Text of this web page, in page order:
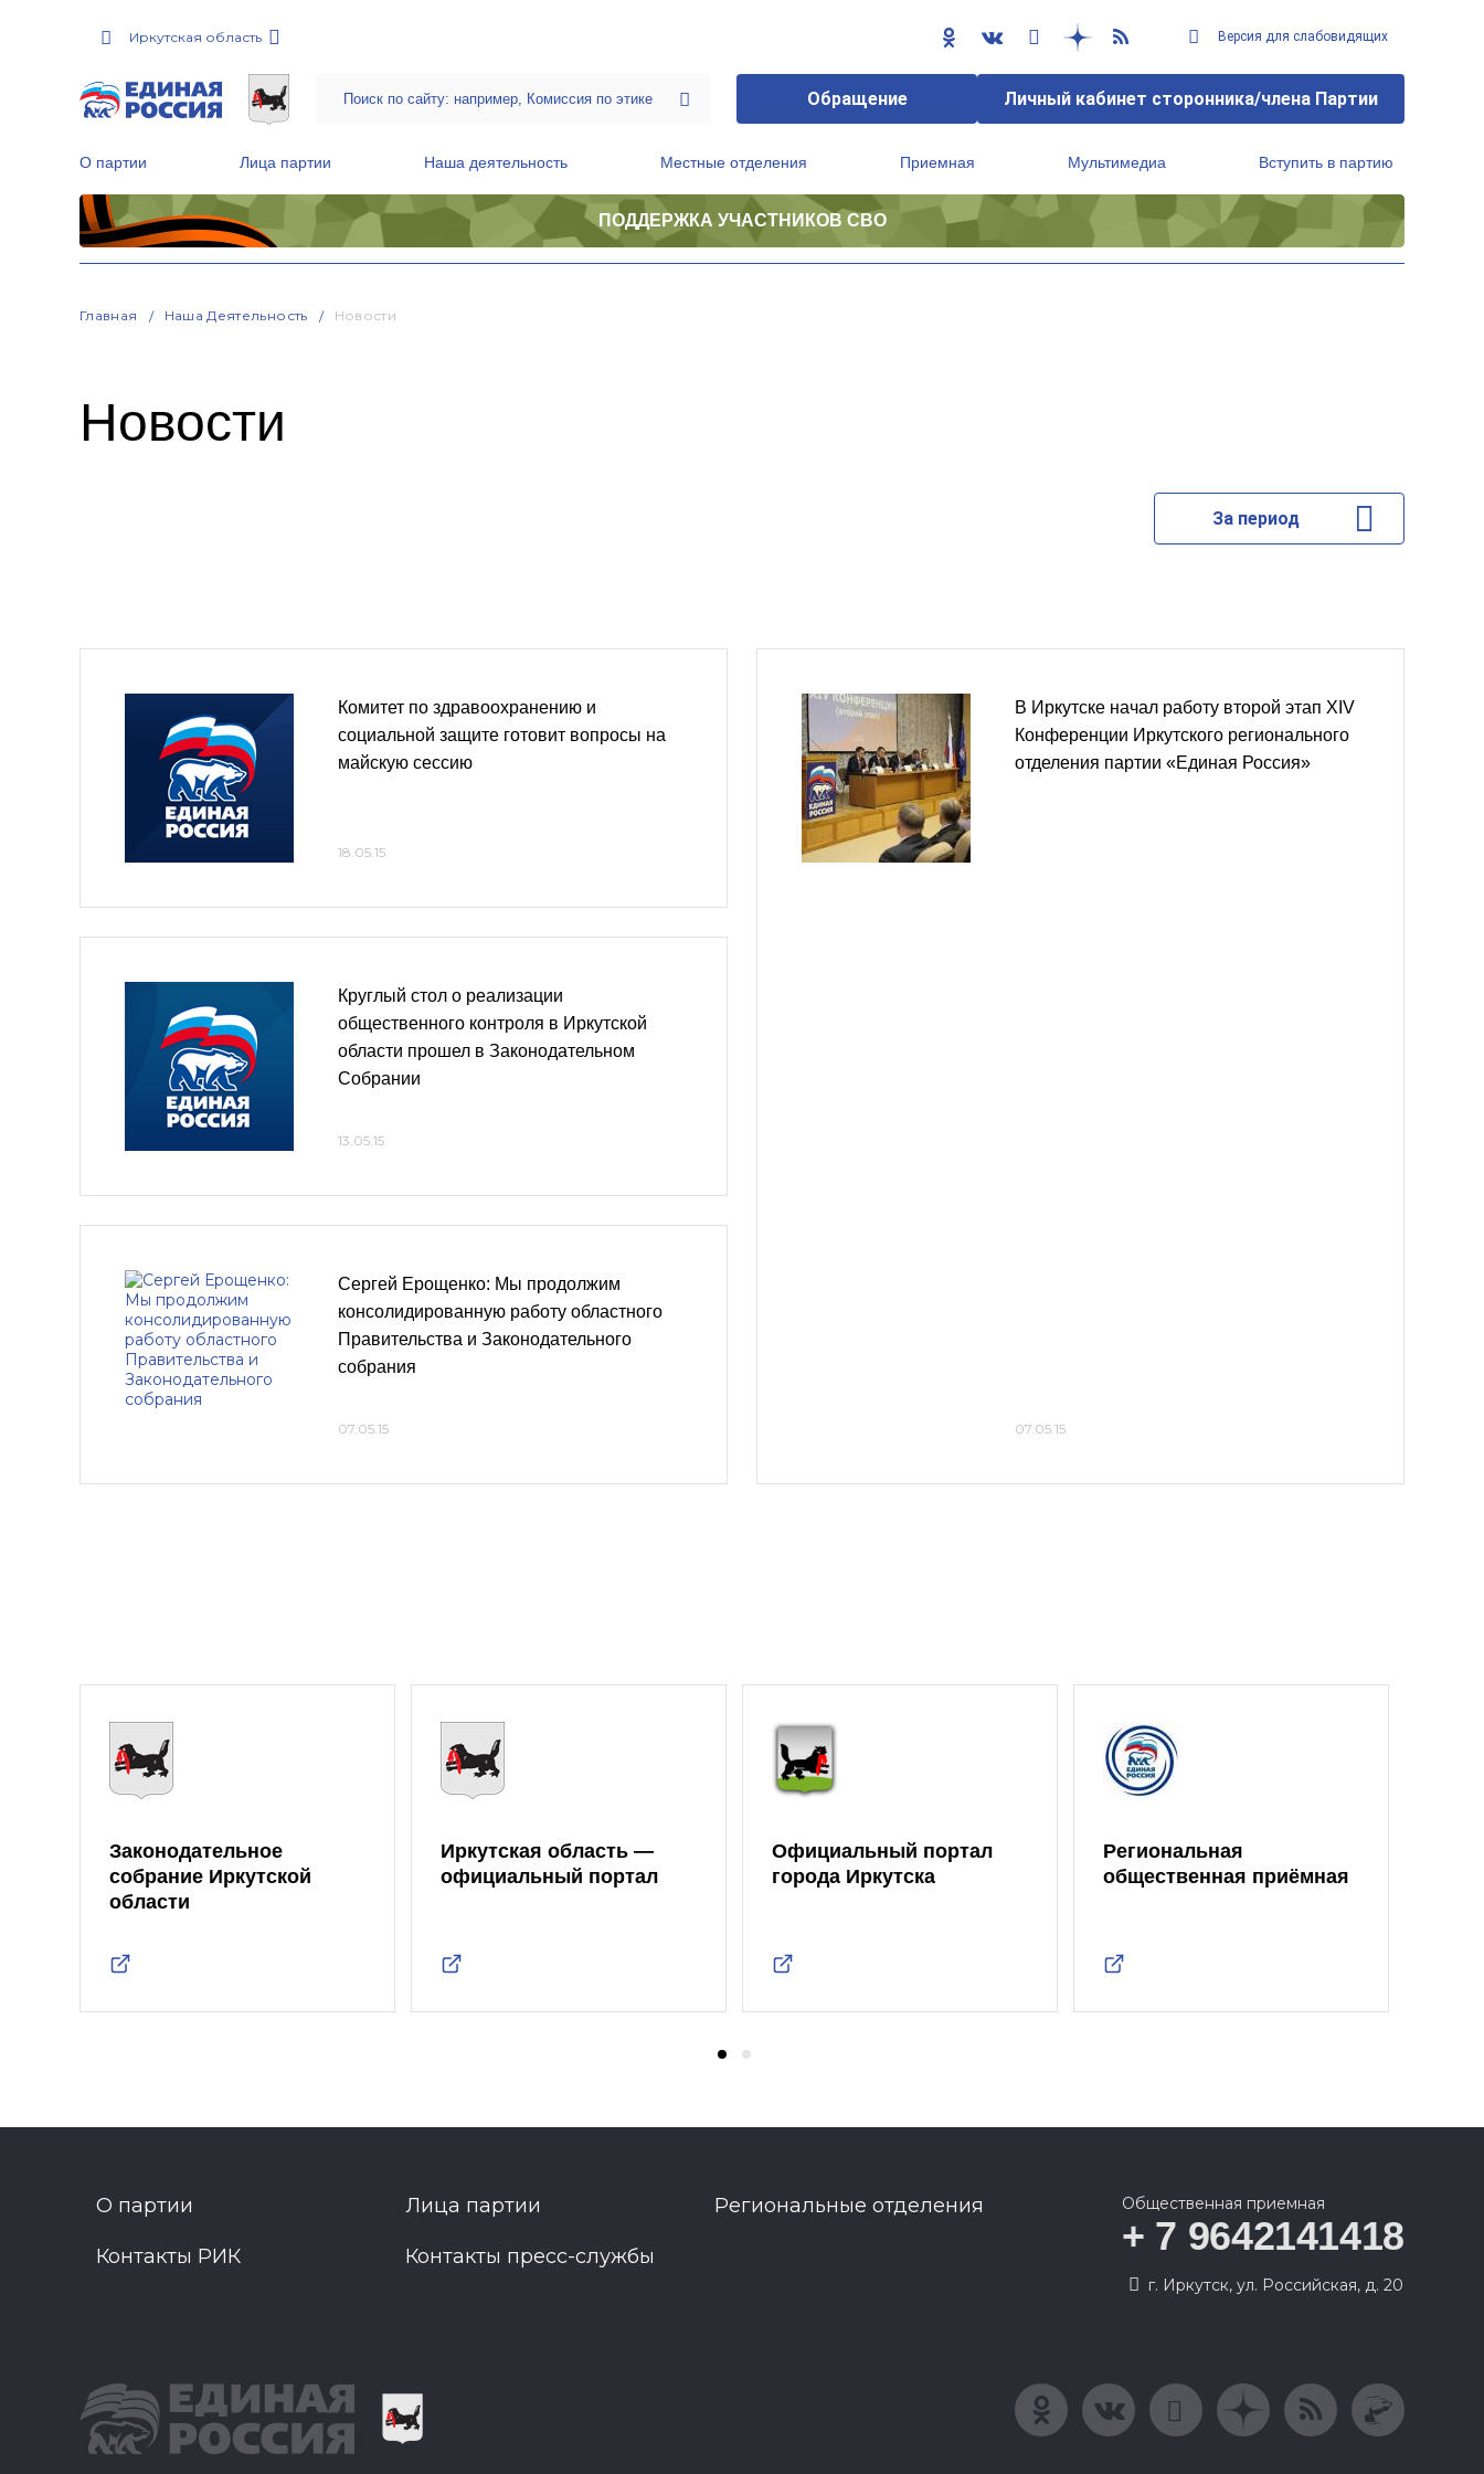
Иркутская область Версия для слабовидящих
Обращение Личный кабинет сторонника/члена Партии
О партии Лица партии Наша деятельность Местные отделения Приемная Мультимедиа Вступить в партию
ПОДДЕРЖКА УЧАСТНИКОВ СВО
Главная Наша Деятельность Новости
Новости
За период
Комитет по здравоохранению и
социальной защите готовит вопросы на
майскую сессию
18.05.15
Круглый стол о реализации
общественного контроля в Иркутской
области прошел в Законодательном
Собрании
13.05.15
Сергей Ерощенко: Мы продолжим
консолидированную работу областного
Правительства и Законодательного
собрания
07.05.15
В Иркутске начал работу второй этап XIV
Конференции Иркутского регионального
отделения партии «Единая Россия»
07.05.15
Законодательное
собрание Иркутской
области
Иркутская область —
официальный портал
Официальный портал
города Иркутска
Региональная
общественная приёмная
О партии Лица партии Региональные отделения
Контакты РИК Контакты пресс-службы
Общественная приемная
+ 7 9642141418
г. Иркутск, ул. Российская, д. 20